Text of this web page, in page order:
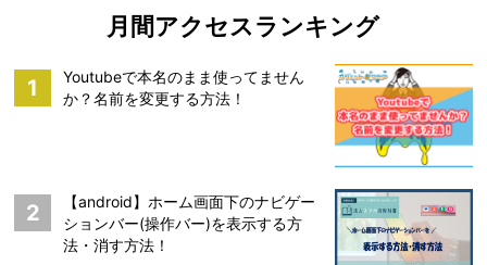
月間アクセスランキング
1
Youtubeで本名のまま使ってません
か？名前を変更する方法！
2
【android】ホーム画面下のナビゲー
ションバー(操作バー)を表示する方
法・消す方法！